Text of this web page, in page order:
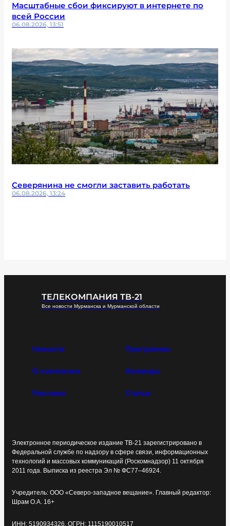
Масштабные сбои фиксируют в интернете по
всей России
06.08.2026, 13:51
Северянина не смогли заставить работать
06.08.2026, 13:24
ТЕЛЕКОМПАНИЯ ТВ-21
Все новости Мурманска и Мурманской области
Новости Программы
О компании Команда
Реклама Статьи
Электронное периодическое издание ТВ-21 зарегистрировано в
Федеральной службе по надзору в сфере связи, информационных
технологий и массовых коммуникаций (Роскомнадзор) 11 октября
2011 года. Выписка из реестра Эл № ФС77–46924.
Учредитель: ООО «Северо-западное вещание». Главный редактор:
Шрам О.А. 16+
ИНН: 5190934326, ОГРН: 1115190010517